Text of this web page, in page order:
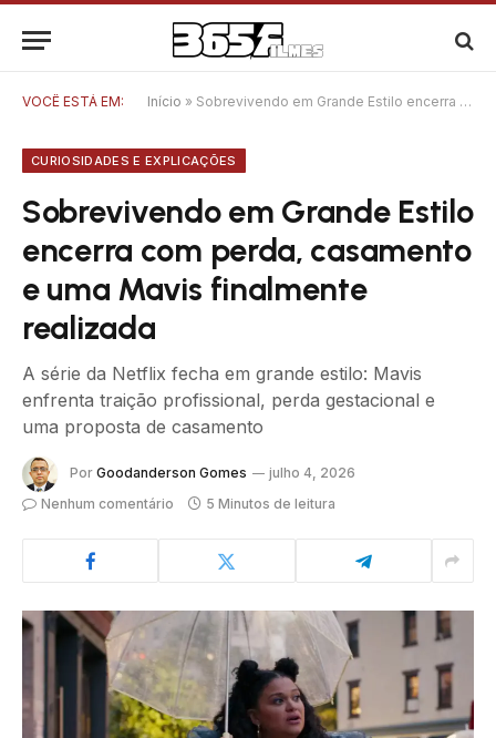
VOCÊ ESTÁ EM: Início » Sobrevivendo em Grande Estilo encerra com perda, casamento e uma Mavis finalmente realizada
CURIOSIDADES E EXPLICAÇÕES
Sobrevivendo em Grande Estilo
encerra com perda, casamento
e uma Mavis finalmente
realizada
A série da Netflix fecha em grande estilo: Mavis
enfrenta traição profissional, perda gestacional e
uma proposta de casamento
Por Goodanderson Gomes
julho 4, 2026
Nenhum comentário
5 Minutos de leitura